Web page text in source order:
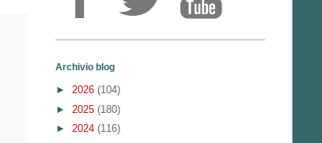
Archivio blog
► 2026 (104)
► 2025 (180)
► 2024 (116)